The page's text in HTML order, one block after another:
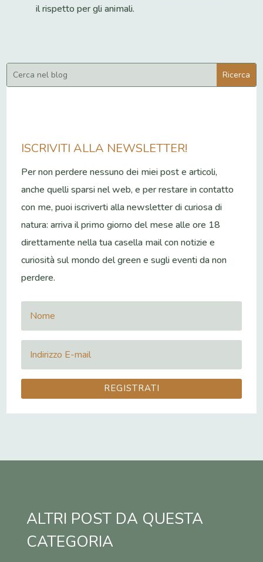
il rispetto per gli animali.
ISCRIVITI ALLA NEWSLETTER!
Per non perdere nessuno dei miei post e articoli,
anche quelli sparsi nel web, e per restare in contatto
con me, puoi iscriverti alla newsletter di curiosa di
natura: arriva il primo giorno del mese alle ore 18
direttamente nella tua casella mail con notizie e
curiosità sul mondo del green e sugli eventi da non
perdere.
REGISTRATI
ALTRI POST DA QUESTA
CATEGORIA